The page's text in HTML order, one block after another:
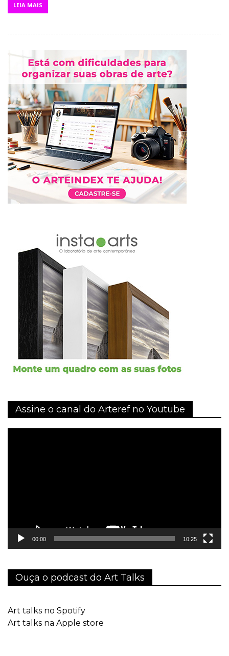
LEIA MAIS
Assine o canal do Arteref no Youtube
00:00 10:25
Ouça o podcast do Art Talks
Art talks no Spotify
Art talks na Apple store